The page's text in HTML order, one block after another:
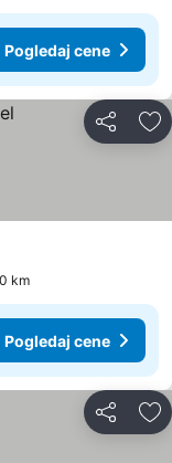
Pogledaj cene
Deli
km
Pogledaj cene
Deli